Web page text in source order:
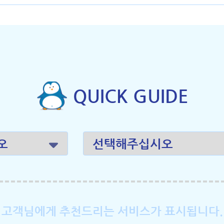
QUICK GUIDE
고객님에게 추천드리는 서비스가 표시됩니다.